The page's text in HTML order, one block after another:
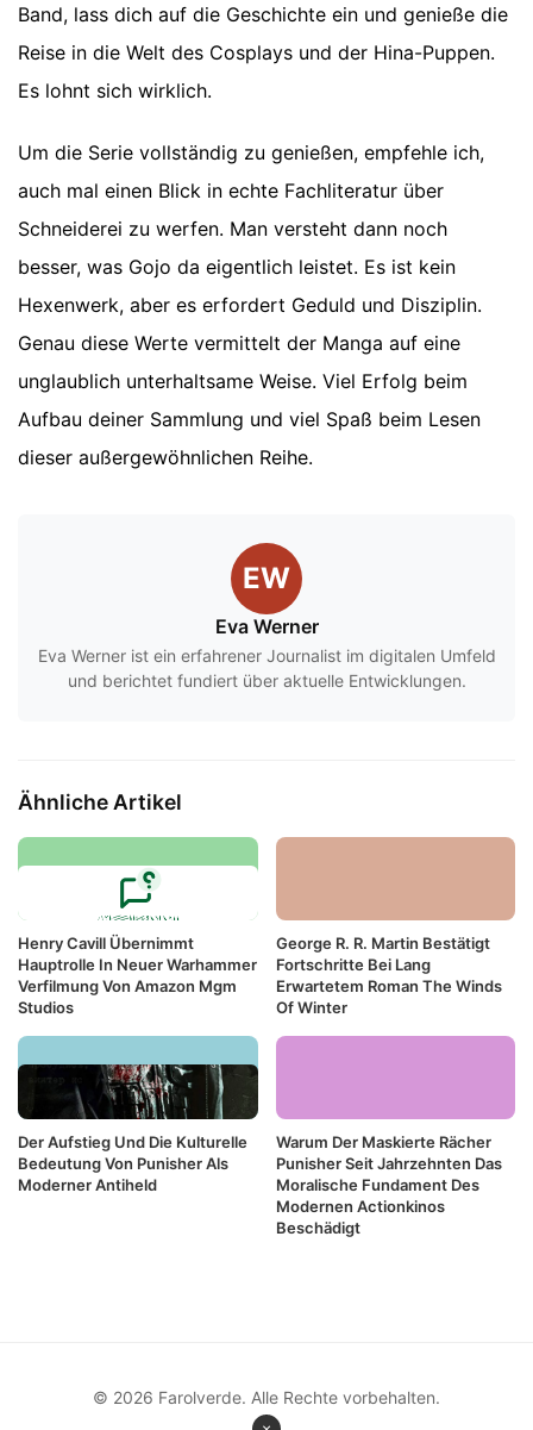
Band, lass dich auf die Geschichte ein und genieße die
Reise in die Welt des Cosplays und der Hina-Puppen.
Es lohnt sich wirklich.
Um die Serie vollständig zu genießen, empfehle ich,
auch mal einen Blick in echte Fachliteratur über
Schneiderei zu werfen. Man versteht dann noch
besser, was Gojo da eigentlich leistet. Es ist kein
Hexenwerk, aber es erfordert Geduld und Disziplin.
Genau diese Werte vermittelt der Manga auf eine
unglaublich unterhaltsame Weise. Viel Erfolg beim
Aufbau deiner Sammlung und viel Spaß beim Lesen
dieser außergewöhnlichen Reihe.
EW
Eva Werner
Eva Werner ist ein erfahrener Journalist im digitalen Umfeld
und berichtet fundiert über aktuelle Entwicklungen.
Ähnliche Artikel
Henry Cavill Übernimmt
Hauptrolle In Neuer Warhammer
Verfilmung Von Amazon Mgm
Studios
George R. R. Martin Bestätigt
Fortschritte Bei Lang
Erwartetem Roman The Winds
Of Winter
Der Aufstieg Und Die Kulturelle
Bedeutung Von Punisher Als
Moderner Antiheld
Warum Der Maskierte Rächer
Punisher Seit Jahrzehnten Das
Moralische Fundament Des
Modernen Actionkinos
Beschädigt
© 2026 Farolverde. Alle Rechte vorbehalten.